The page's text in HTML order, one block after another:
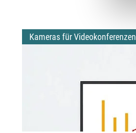
Kameras für Videokonferenzen